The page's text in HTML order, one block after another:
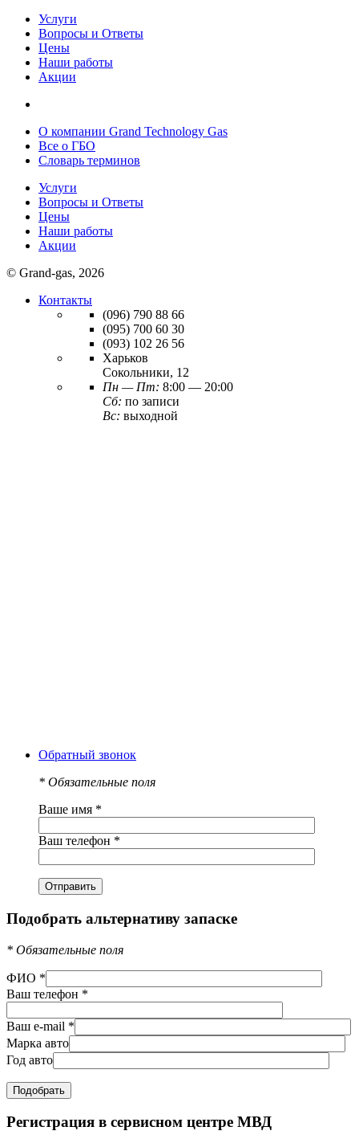
Услуги
Вопросы и Ответы
Цены
Наши работы
Акции
О компании Grand Technology Gas
Все о ГБО
Словарь терминов
Услуги
Вопросы и Ответы
Цены
Наши работы
Акции
© Grand-gas, 2026
Контакты
(096) 790 88 66
(095) 700 60 30
(093) 102 26 56
Харьков
Сокольники, 12
Пн — Пт: 8:00 — 20:00
Сб: по записи
Вс: выходной
Обратный звонок
* Обязательные поля
Ваше имя *
Ваш телефон *
Подобрать альтернативу запаске
* Обязательные поля
ФИО *
Ваш телефон *
Ваш e-mail *
Марка авто
Год авто
Регистрация в сервисном центре МВД